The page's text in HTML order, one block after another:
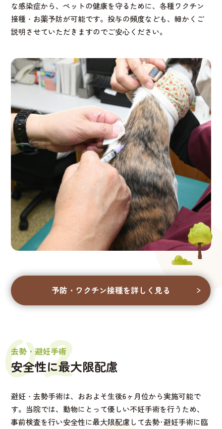
な感染症から、ペットの健康を守るために、各種ワクチン
接種・お薬予防が可能です。投与の頻度なども、細かくご
説明させていただきますのでご安心ください。
予防・ワクチン接種を詳しく見る
02
去勢・避妊手術
安全性に最大限配慮
避妊・去勢手術は、おおよそ生後6ヶ月位から実施可能で
す。当院では、動物にとって優しい不妊手術を行うため、
事前検査を行い安全性に最大限配慮して去勢･避妊手術に臨